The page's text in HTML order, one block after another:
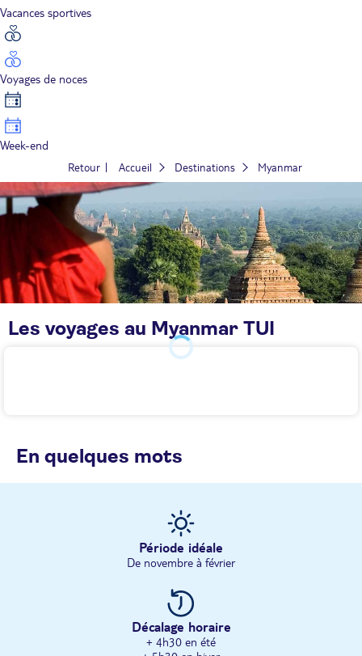
Vacances sportives
Voyages de noces
Week-end
Retour Accueil Destinations Myanmar
Les voyages au Myanmar TUI
En quelques mots
Période idéale
De novembre à février
Décalage horaire
+ 4h30 en été